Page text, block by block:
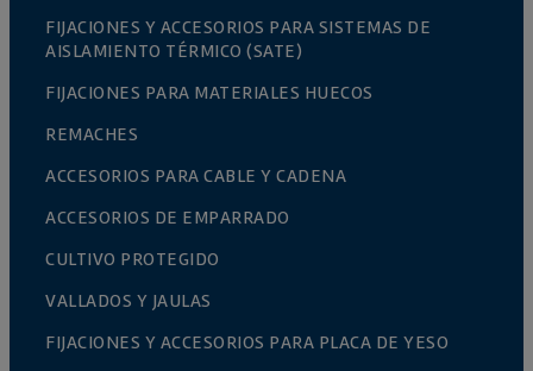
FIJACIONES Y ACCESORIOS PARA SISTEMAS DE
AISLAMIENTO TÉRMICO (SATE)
FIJACIONES PARA MATERIALES HUECOS
REMACHES
ACCESORIOS PARA CABLE Y CADENA
ACCESORIOS DE EMPARRADO
CULTIVO PROTEGIDO
VALLADOS Y JAULAS
FIJACIONES Y ACCESORIOS PARA PLACA DE YESO